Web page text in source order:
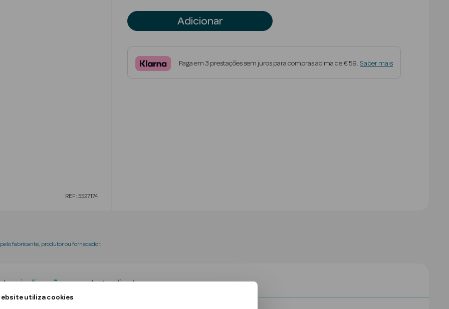
utiliza cookies
REF: 5527174
Adicionar
Paga em 3 prestações sem juros para compras acima de € 59. Saber mais
fabricante, produtor ou fornecedor.
indicações Ingredientes